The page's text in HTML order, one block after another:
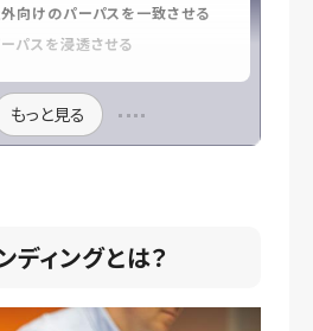
向けのパーパスを一致させる
パスを浸透させる
もっと見る
ィングとは？